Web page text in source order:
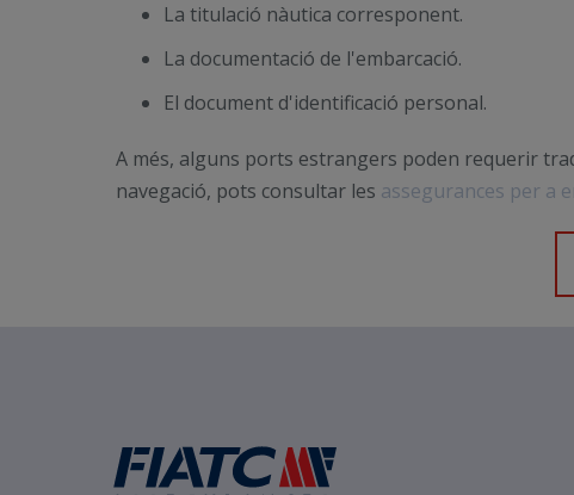
La titulació nàutica corresponent.
La documentació de l'embarcació.
El document d'identificació personal.
A més, alguns ports estrangers poden requerir
navegació, pots consultar les assegurances per a